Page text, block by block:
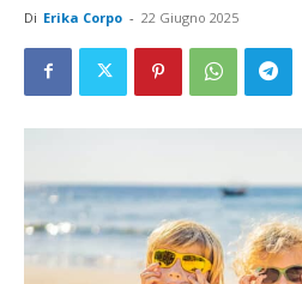
Di Erika Corpo - 22 Giugno 2025